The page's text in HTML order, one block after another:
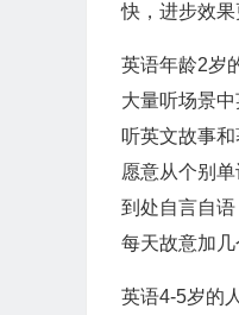
快，进步效果
英语年龄2岁
大量听场景
听英文故事
愿意从个别
到处自言自
每天故意加
英语4-5岁的